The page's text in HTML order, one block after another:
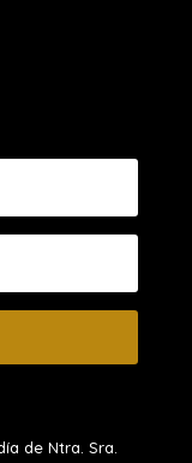
de Ntra. Sra.